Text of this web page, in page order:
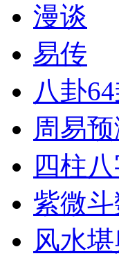
漫谈
易传
八卦
周易
四柱
紫微
风水